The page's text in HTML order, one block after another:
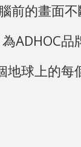
前的畫面
為ADHOC
地球上的每